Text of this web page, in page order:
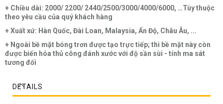
+ Chiều dài: 2000/ 2200/ 2440/2500/3000/4000/6000, …Tùy thuộc
theo yêu cầu của quý khách hàng
+ Xuất xứ: Hàn Quốc, Đài Loan, Malaysia, Ấn Độ, Châu Âu, ...
+ Ngoài bề mặt bóng trơn được tạo trực tiếp; thì bề mặt này còn
được biến hóa thủ công đánh xước với độ sần sùi - tính ma sát
tương đối
DETAILS